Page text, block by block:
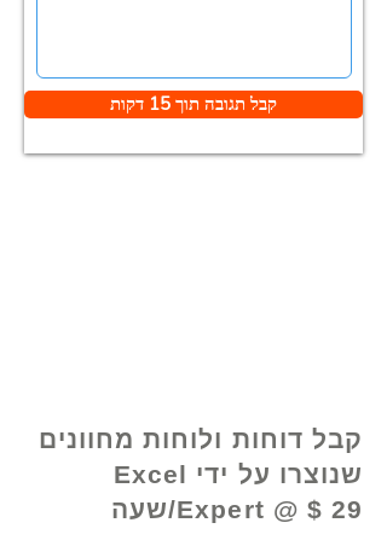
קבל דוחות ולוחות מחוונים
שנוצרו על ידי Excel
Expert @ $ 29/שעה
קבל תגובה תוך 15 דקות